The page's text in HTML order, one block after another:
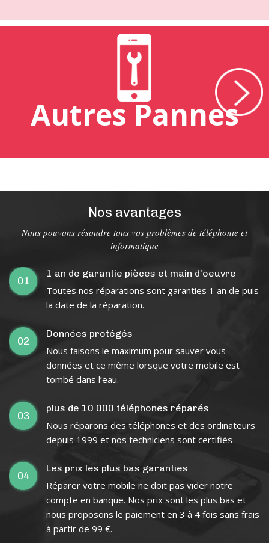
Autres Pannes
Nos avantages
Nous pouvons résoudre tous vos problèmes de téléphonie et
informatique
01
1 an de garantie pièces et main d’oeuvre
Toutes nos réparations sont garanties 1 an de puis
la date de la réparation.
02
Données protégés
Nous faisons le maximum pour sauver vous
données et ce même lorsque votre mobile est
tombé dans l’eau.
03
plus de 10 000 téléphones réparés
Nous réparons des téléphones et des ordinateurs
depuis 1999 et nos techniciens sont certifiés
04
Les prix les plus bas garanties
Réparer votre mobile ne doit pas vider notre
compte en banque. Nos prix sont les plus bas et
nous proposons le paiement en 3 à 4 fois sans frais
à partir de 99 €.